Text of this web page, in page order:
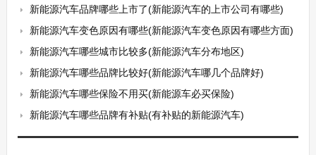
新能源汽车品牌哪些上市了(新能源汽车的上市公司有哪些)
新能源汽车变色原因有哪些(新能源汽车变色原因有哪些方面)
新能源汽车哪些城市比较多(新能源汽车分布地区)
新能源汽车哪些品牌比较好(新能源汽车哪几个品牌好)
新能源汽车哪些保险不用买(新能源车必买保险)
新能源汽车哪些品牌有补贴(有补贴的新能源汽车)